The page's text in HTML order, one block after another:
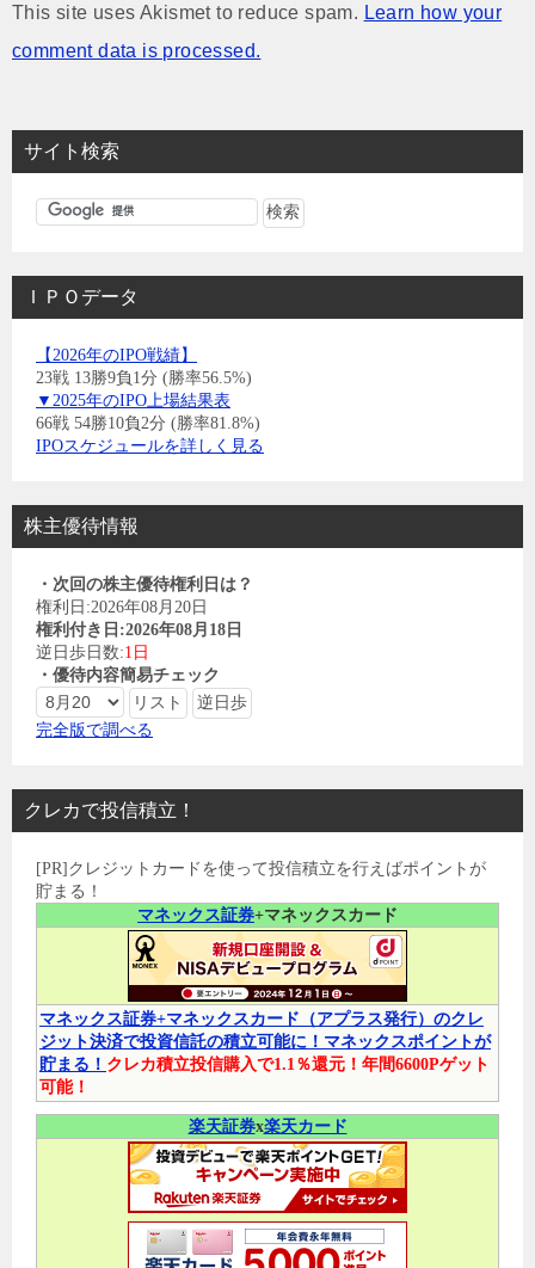
This site uses Akismet to reduce spam. Learn how your
comment data is processed.
サイト検索
ＩＰＯデータ
【2026年のIPO戦績】
23戦 13勝9負1分 (勝率56.5%)
▼2025年のIPO上場結果表
66戦 54勝10負2分 (勝率81.8%)
IPOスケジュールを詳しく見る
株主優待情報
・次回の株主優待権利日は？
権利日:2026年08月20日
権利付き日:2026年08月18日
逆日歩日数:1日
・優待内容簡易チェック
完全版で調べる
クレカで投信積立！
[PR]クレジットカードを使って投信積立を行えばポイントが
貯まる！
マネックス証券+マネックスカード
マネックス証券+マネックスカード（アプラス発行）のクレ
ジット決済で投資信託の積立可能に！マネックスポイントが
貯まる！ クレカ積立投信購入で1.1％還元！年間6600Pゲット
可能！
楽天証券x楽天カード